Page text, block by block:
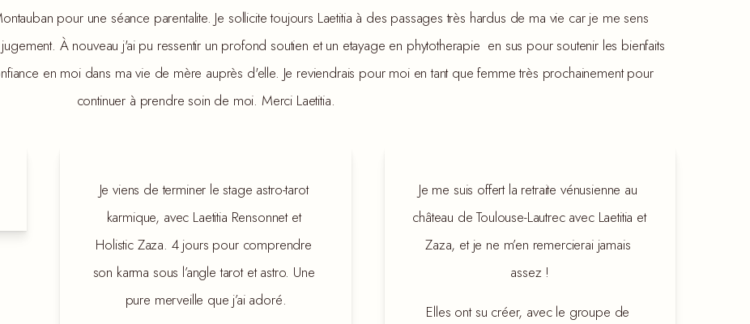
pour une séance parentalite. Je sollicite toujours Laetitia à des passages très hardus de ma vie car je me sens
À nouveau j'ai pu ressentir un profond soutien et un etayage en phytotherapie  en sus pour soutenir les bienfaits
en moi dans ma vie de mère auprès d'elle. Je reviendrais pour moi en tant que femme très prochainement pour
continuer à prendre soin de moi. Merci Laetitia.
Je viens de terminer le stage astro-tarot
karmique, avec Laetitia Rensonnet et
Holistic Zaza. 4 jours pour comprendre
son karma sous l’angle tarot et astro. Une
pure merveille que j’ai adoré.
Je me suis offert la retraite vénusienne au
château de Toulouse-Lautrec avec Laetitia et
Zaza, et je ne m’en remercierai jamais
assez !
Elles ont su créer, avec le groupe de